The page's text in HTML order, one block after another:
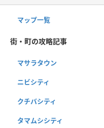
マップ一覧
街・町の攻略記事
マサラタウン
ニビシティ
クチバシティ
タマムシシティ